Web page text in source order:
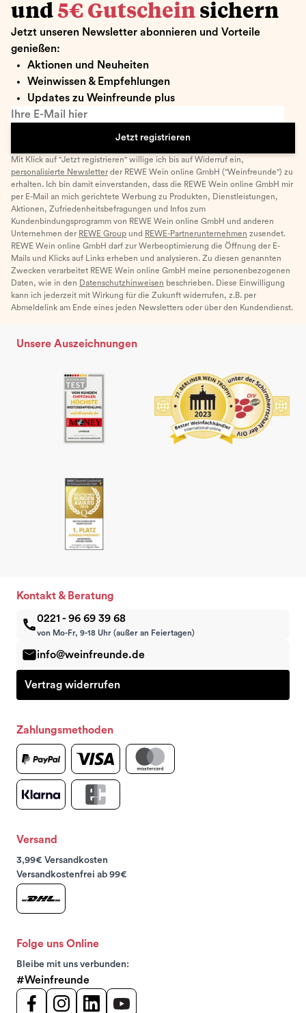
und 5€ Gutschein sichern
Jetzt unseren Newsletter abonnieren und Vorteile
genießen:
Aktionen und Neuheiten
Weinwissen & Empfehlungen
Updates zu Weinfreunde plus
Ihre E-Mail hier
Jetzt registrieren
Mit Klick auf "Jetzt registrieren" willige ich bis auf Widerruf ein,
personalisierte Newsletter der REWE Wein online GmbH ("Weinfreunde") zu
erhalten. Ich bin damit einverstanden, dass die REWE Wein online GmbH mir
per E-Mail an mich gerichtete Werbung zu Produkten, Dienstleistungen,
Aktionen, Zufriedenheitsbefragungen und Infos zum
Kundenbindungsprogramm von REWE Wein online GmbH und anderen
Unternehmen der REWE Group und REWE-Partnerunternehmen zusendet.
REWE Wein online GmbH darf zur Werbeoptimierung die Öffnung der E-
Mails und Klicks auf Links erheben und analysieren. Zu diesen genannten
Zwecken verarbeitet REWE Wein online GmbH meine personenbezogenen
Daten, wie in den Datenschutzhinweisen beschrieben. Diese Einwilligung
kann ich jederzeit mit Wirkung für die Zukunft widerrufen, z.B. per
Abmeldelink am Ende eines jeden Newsletters oder über den Kundendienst.
Unsere Auszeichnungen
Kontakt & Beratung
0221 - 96 69 39 68
von Mo-Fr, 9-18 Uhr (außer an Feiertagen)
info@weinfreunde.de
Vertrag widerrufen
Zahlungsmethoden
Versand
3,99€ Versandkosten
Versandkostenfrei ab 99€
Folge uns Online
Bleibe mit uns verbunden:
#Weinfreunde